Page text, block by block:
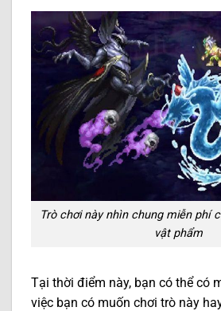
Trò chơi này nhìn chung miễn phí
vật phẩm
Tại thời điểm này, bạn có thể có
việc bạn có muốn chơi trò này